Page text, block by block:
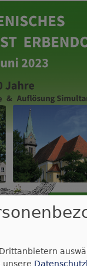
unsere